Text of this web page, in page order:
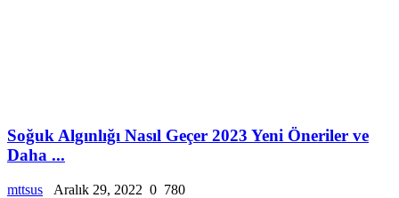
Soğuk Algınlığı Nasıl Geçer 2023 Yeni Öneriler ve
Daha ...
mttsus Aralık 29, 2022 0 780